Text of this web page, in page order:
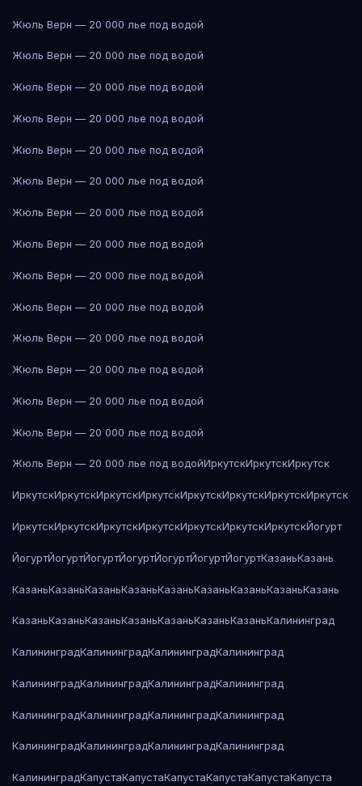
Жюль Верн — 20 000 лье под водой
Жюль Верн — 20 000 лье под водой
Жюль Верн — 20 000 лье под водой
Жюль Верн — 20 000 лье под водой
Жюль Верн — 20 000 лье под водой
Жюль Верн — 20 000 лье под водой
Жюль Верн — 20 000 лье под водой
Жюль Верн — 20 000 лье под водой
Жюль Верн — 20 000 лье под водой
Жюль Верн — 20 000 лье под водой
Жюль Верн — 20 000 лье под водой
Жюль Верн — 20 000 лье под водой
Жюль Верн — 20 000 лье под водой
Жюль Верн — 20 000 лье под водой
Жюль Верн — 20 000 лье под водойИркутскИркутскИркутск
ИркутскИркутскИркутскИркутскИркутскИркутскИркутскИркутск
ИркутскИркутскИркутскИркутскИркутскИркутскИркутскЙогурт
ЙогуртЙогуртЙогуртЙогуртЙогуртЙогуртЙогуртКазаньКазань
КазаньКазаньКазаньКазаньКазаньКазаньКазаньКазаньКазань
КазаньКазаньКазаньКазаньКазаньКазаньКазаньКалининград
КалининградКалининградКалининградКалининград
КалининградКалининградКалининградКалининград
КалининградКалининградКалининградКалининград
КалининградКалининградКалининградКалининград
КалининградКапустаКапустаКапустаКапустаКапустаКапуста